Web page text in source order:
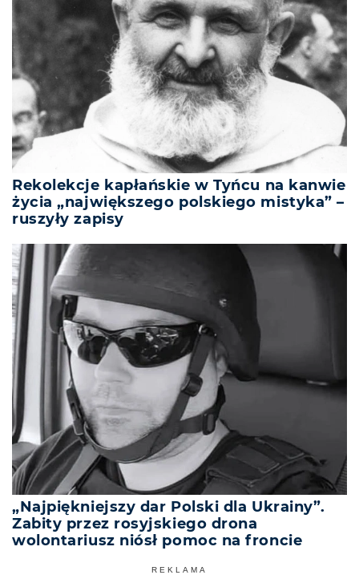
Rekolekcje kapłańskie w Tyńcu na kanwie
życia „największego polskiego mistyka” –
ruszyły zapisy
„Najpiękniejszy dar Polski dla Ukrainy”.
Zabity przez rosyjskiego drona
wolontariusz niósł pomoc na froncie
REKLAMA